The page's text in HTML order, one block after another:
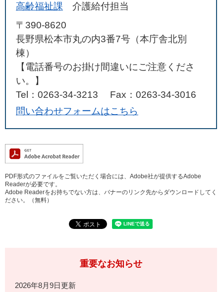
高齢福祉課
介護給付担当
〒390-8620
長野県松本市丸の内3番7号（本庁舎北別
棟）
【電話番号のお掛け間違いにご注意くださ
い。】
Tel：0263-34-3213
Fax：0263-34-3016
問い合わせフォームはこちら
PDF形式のファイルをご覧いただく場合には、Adobe社が提供するAdobe
Readerが必要です。
Adobe Readerをお持ちでない方は、バナーのリンク先からダウンロードしてく
ださい。（無料）
重要なお知らせ
2026年8月9日更新